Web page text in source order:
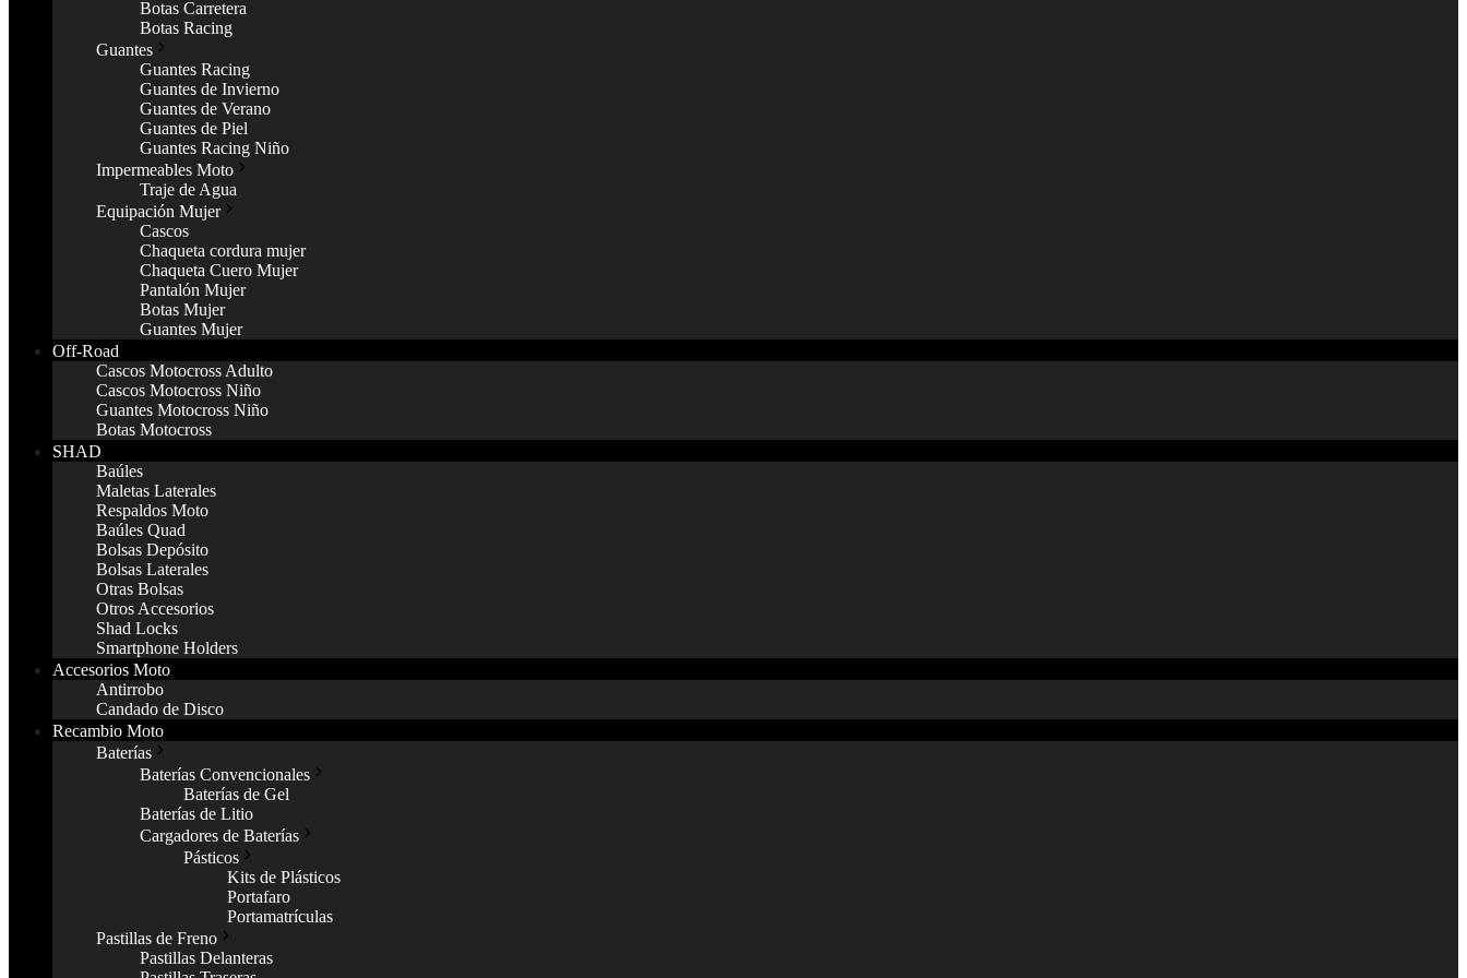
Botas Carretera
Botas Racing
Guantes
Guantes Racing
Guantes de Invierno
Guantes de Verano
Guantes de Piel
Guantes Racing Niño
Impermeables Moto
Traje de Agua
Equipación Mujer
Cascos
Chaqueta cordura mujer
Chaqueta Cuero Mujer
Pantalón Mujer
Botas Mujer
Guantes Mujer
Off-Road
Cascos Motocross Adulto
Cascos Motocross Niño
Guantes Motocross Niño
Botas Motocross
SHAD
Baúles
Maletas Laterales
Respaldos Moto
Baúles Quad
Bolsas Depósito
Bolsas Laterales
Otras Bolsas
Otros Accesorios
Shad Locks
Smartphone Holders
Accesorios Moto
Antirrobo
Candado de Disco
Recambio Moto
Baterías
Baterías Convencionales
Baterías de Gel
Baterías de Litio
Cargadores de Baterías
Pásticos
Kits de Plásticos
Portafaro
Portamatrículas
Pastillas de Freno
Pastillas Delanteras